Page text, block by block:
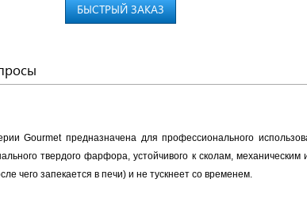
БЫСТРЫЙ ЗАКАЗ
Gourmet предназначена для профессионального
твердого фарфора, устойчивого к сколам, механическим
чего запекается в печи) и не тускнеет со временем.